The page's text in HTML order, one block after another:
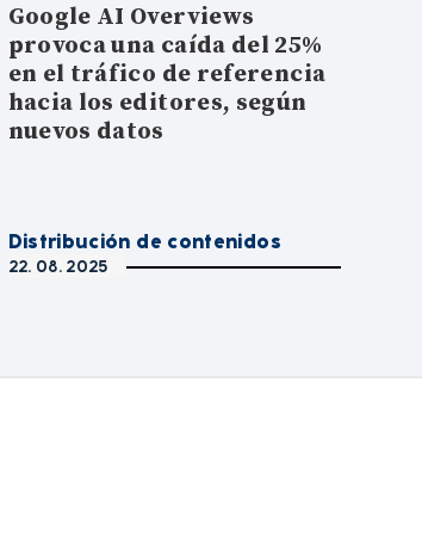
Google AI Overviews
provoca una caída del 25%
en el tráfico de referencia
hacia los editores, según
nuevos datos
Distribución de contenidos
22. 08. 2025